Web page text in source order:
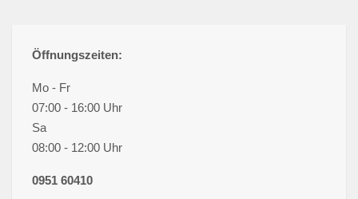
Saubere Wärme durch Fernwärmenetz
Öffnungszeiten:
Mo - Fr
07:00 - 16:00 Uhr
Sa
08:00 - 12:00 Uhr
0951 60410